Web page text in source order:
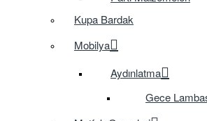
Kupa Bardak
Mobilya
Aydınlatma
Gece